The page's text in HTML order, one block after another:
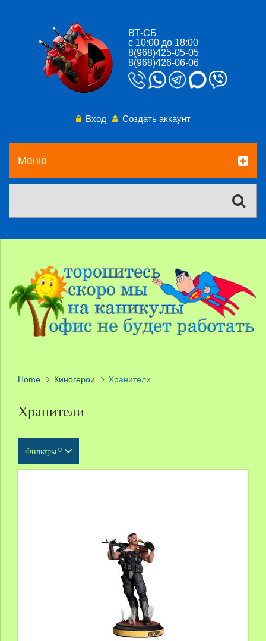
ВТ-СБ
с 10:00 до 18:00
8(968)425-05-05
8(968)426-06-06
Вход Создать аккаунт
Меню
Home Киногерои Хранители
Хранители
Фильтры 0